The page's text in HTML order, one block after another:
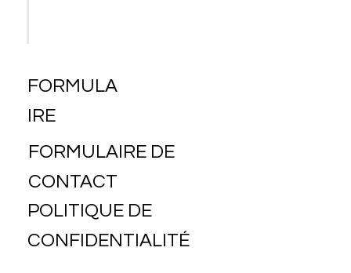
FORMULA
IRE
FORMULAIRE DE
CONTACT
POLITIQUE DE
CONFIDENTIALITÉ